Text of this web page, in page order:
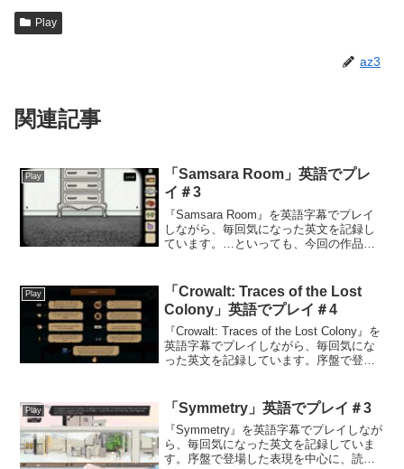
Play
az3
関連記事
Play
「Samsara Room」英語でプレ
イ＃3
『Samsara Room』を英語字幕でプレイ
しながら、毎回気になった英文を記録し
ています。…といっても、今回の作品で
に、「見たことはあるけど、なんだった
かな？」...
Play
「Crowalt: Traces of the Lost
Colony」英語でプレイ＃4
『Crowalt: Traces of the Lost Colony』を
英語字幕でプレイしながら、毎回気にな
った英文を記録しています。序盤で登場
だ英文ここまでがオープ...
Play 「Symmetry」英語でプレイ＃3
『Symmetry』を英語字幕でプレイしなが
ら、毎回気になった英文を記録していま
す。序盤で登場した表現を中心に、読み